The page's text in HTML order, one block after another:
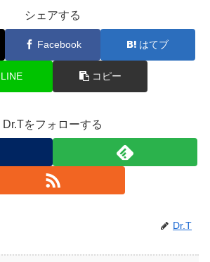
シェアする
Facebook はてブ
LINE コピー
Dr.Tをフォローする
Dr.T